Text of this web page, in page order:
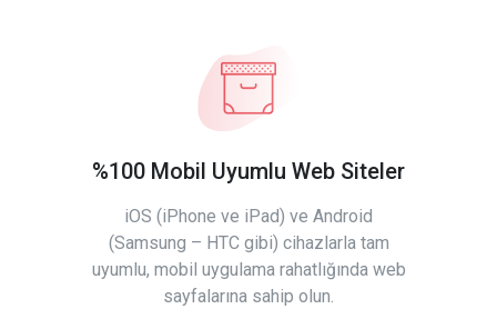
%100 Mobil Uyumlu Web Siteler
iOS (iPhone ve iPad) ve Android
(Samsung – HTC gibi) cihazlarla tam
uyumlu, mobil uygulama rahatlığında web
sayfalarına sahip olun.